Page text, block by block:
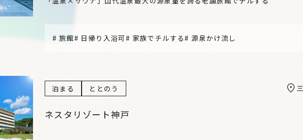
# 旅館# 日帰り入浴可# 家族でチルする#源泉かけ流し
泊まる ととのう
ネスタリゾート神戸